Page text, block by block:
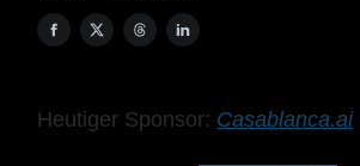
Heutiger Sponsor: Casablanca.ai